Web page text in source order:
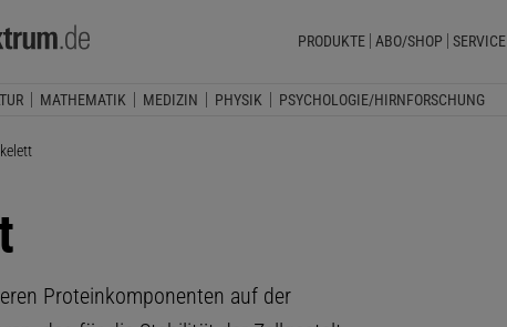
PRODUKTE ABO/SHOP SERVICE
MATHEMATIK MEDIZIN PHYSIK PSYCHOLOGIE/HIRNFORSCHUNG
Proteinkomponenten auf der